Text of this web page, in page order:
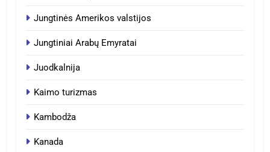
Jungtinės Amerikos valstijos
Jungtiniai Arabų Emyratai
Juodkalnija
Kaimo turizmas
Kambodža
Kanada